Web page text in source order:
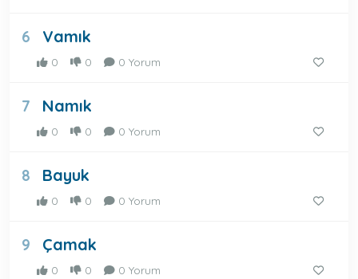
6 Vamık
0 0 0 Yorum
7 Namık
0 0 0 Yorum
8 Bayuk
0 0 0 Yorum
9 Çamak
0 0 0 Yorum